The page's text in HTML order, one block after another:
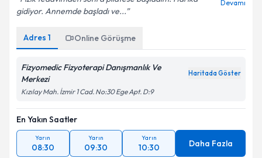
gidiyor. Annemde başladı ve...
Devamı
Adres 1 Online Görüşme
Fizyomedic Fizyoterapi Danışmanlık Ve
Merkezi
Haritada Göster
Kızılay Mah. İzmir 1 Cad. No:30 Ege Apt. D:9
En Yakın Saatler
Yarın
08:30
Yarın
09:30
Yarın
10:30 Daha Fazla